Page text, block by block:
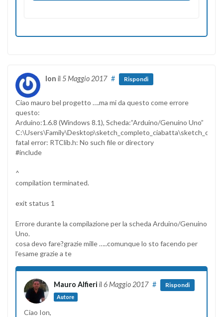
Ion il 5 Maggio 2017 # Rispondi
Ciao mauro bel progetto ….ma mi da questo come errore
questo:
Arduino:1.6.8 (Windows 8.1), Scheda:”Arduino/Genuino Uno”
fatal error: RTClib.h: No such file or directory
#include
^
compilation terminated.
exit status 1
Errore durante la compilazione per la scheda Arduino/Genuino
Uno.
cosa devo fare?grazie mille …..comunque lo sto facendo per
l’esame grazie a te
Mauro Alfieri il 6 Maggio 2017
Autore
# Rispondi
Ciao Ion,